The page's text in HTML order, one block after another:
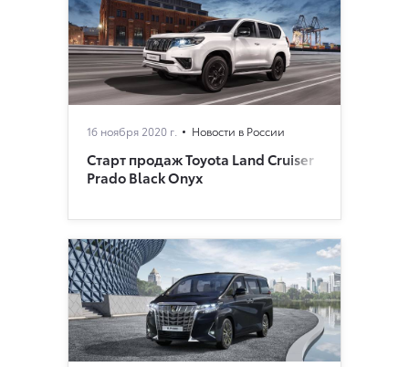
16 ноября 2020 г. Новости в России
Старт продаж Toyota Land Cruiser
Prado Black Onyx